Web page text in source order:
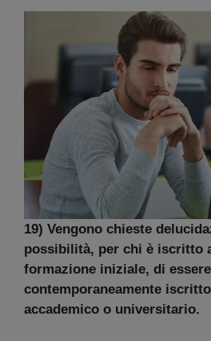
19) Vengono chieste
possibilità, per chi è iscritto
formazione iniziale, di essere
contemporaneamente
accademico o universitario.